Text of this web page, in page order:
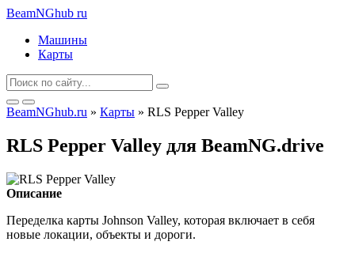
BeamNGhub ru
Машины
Карты
BeamNGhub.ru » Карты » RLS Pepper Valley
RLS Pepper Valley для BeamNG.drive
Описание
Переделка карты Johnson Valley, которая включает в себя
новые локации, объекты и дороги.